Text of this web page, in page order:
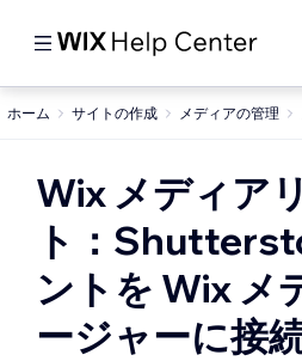
ホーム サイトの作成 メディアの管理
Wix メディア
ト：
ントを Wix メ
ージャーに接